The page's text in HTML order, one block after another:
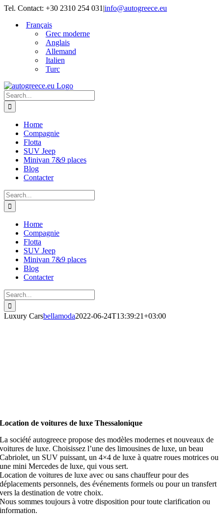
Skip
content
Tel. Contact: +30 2310 254 031 |info@autogreece.eu
Français
Grec moderne
Anglais
Allemand
Italien
Turc
Search
for:
Home
Compagnie
Flotta
SUV Jeep
Minivan 7&9 places
Blog
Contacter
Search
for:
Home
Compagnie
Flotta
SUV Jeep
Minivan 7&9 places
Blog
Contacter
Search
for:
Luxury Carsbellamoda2022-06-24T13:39:21+03:00
Location de voitures de luxe Thessalonique
La société autogreece propose des modèles modernes et nouveaux de
voitures de luxe. Choisissez l’une des limousines de luxe, un beau
Cabriolet, un SUV puissant, un 4×4 de luxe à quatre roues motrices ou
une mini Mercedes de luxe, qui vous sert.
Location de voitures de luxe avec ou sans chauffeur pour des
déplacements personnels, des événements formels ou pour un transfert
vers la destination de votre choix.
Nous sommes toujours à votre disposition pour toute clarification ou
information.